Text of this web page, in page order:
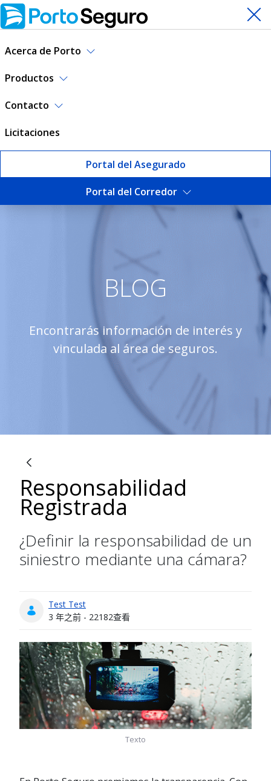
Acerca de Porto
Productos
Contacto
Licitaciones
Portal del Asegurado
Portal del Corredor
Responsabilidad Registrada
BLOG
Encontrarás información de interés y
vinculada al área de seguros.
博客
Responsabilidad
Registrada
¿Definir la responsabilidad de un
siniestro mediante una cámara?
Test Test
发布日期
3 年之前 - 22182查看
Texto